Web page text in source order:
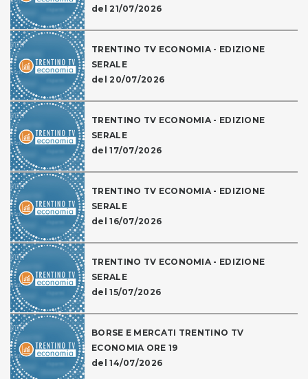
del 21/07/2026
TRENTINO TV ECONOMIA - EDIZIONE
SERALE
del 20/07/2026
TRENTINO TV ECONOMIA - EDIZIONE
SERALE
del 17/07/2026
TRENTINO TV ECONOMIA - EDIZIONE
SERALE
del 16/07/2026
TRENTINO TV ECONOMIA - EDIZIONE
SERALE
del 15/07/2026
BORSE E MERCATI TRENTINO TV
ECONOMIA ORE 19
del 14/07/2026